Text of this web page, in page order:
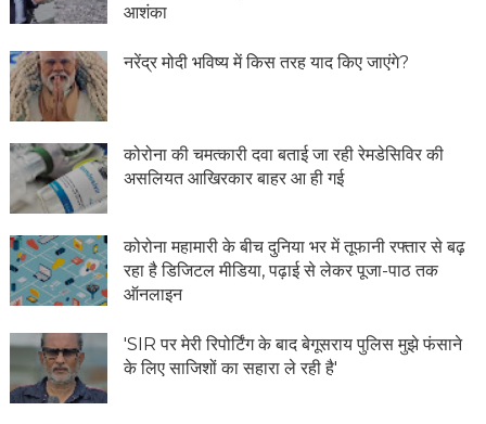
आशंका
नरेंद्र मोदी भविष्य में किस तरह याद किए जाएंगे?
कोरोना की चमत्कारी दवा बताई जा रही रेमडेसिविर की
असलियत आखिरकार बाहर आ ही गई
कोरोना महामारी के बीच दुनिया भर में तूफानी रफ्तार से बढ़
रहा है डिजिटल मीडिया, पढ़ाई से लेकर पूजा-पाठ तक
ऑनलाइन
'SIR पर मेरी रिपोर्टिंग के बाद बेगूसराय पुलिस मुझे फंसाने
के लिए साजिशों का सहारा ले रही है'